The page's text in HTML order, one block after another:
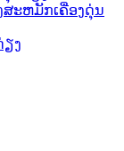
ະຫມັກເຄື່ອງດຸ່ນ
ຽງ